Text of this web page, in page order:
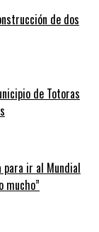
de dos
de Totoras
para ir al Mundial
mucho”